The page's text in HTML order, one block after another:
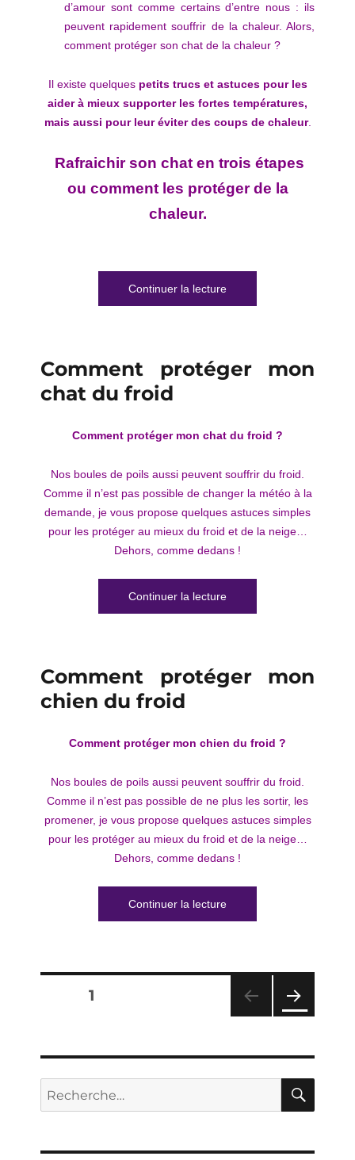
d’amour sont comme certains d’entre nous : ils
peuvent rapidement souffrir de la chaleur. Alors,
comment protéger son chat de la chaleur ?
Il existe quelques petits trucs et astuces pour les
aider à mieux supporter les fortes températures,
mais aussi pour leur éviter des coups de chaleur.
Rafraichir son chat en trois étapes
ou comment les protéger de la
chaleur.
Continuer la lecturede « Comment rafraichir
Comment protéger mon
chat du froid
Comment protéger mon chat du froid ?
Nos boules de poils aussi peuvent souffrir du froid.
Comme il n’est pas possible de changer la météo à la
demande, je vous propose quelques astuces simples
pour les protéger au mieux du froid et de la neige…
Dehors, comme dedans !
Continuer la lecturede « Comment protéger
Comment protéger mon
chien du froid
Comment protéger mon chien du froid ?
Nos boules de poils aussi peuvent souffrir du froid.
Comme il n’est pas possible de ne plus les sortir, les
promener, je vous propose quelques astuces simples
pour les protéger au mieux du froid et de la neige…
Dehors, comme dedans !
Continuer la lecturede « Comment protéger
Pagination
publications
PAGE1
SUIV
E